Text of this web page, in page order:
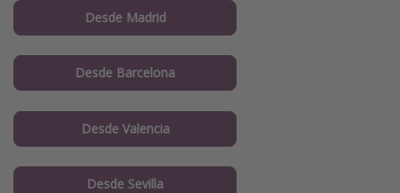
Desde Madrid
Desde Barcelona
Desde Valencia
Desde Sevilla